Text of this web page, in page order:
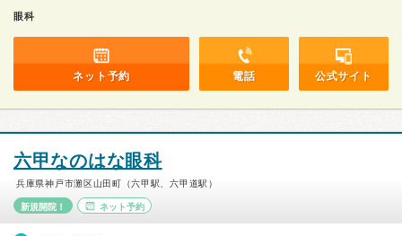
眼科
ネット予約 電話 公式サイト
六甲なのはな眼科
兵庫県神戸市灘区山田町（六甲駅、六甲道駅）
新規開院！ ネット予約